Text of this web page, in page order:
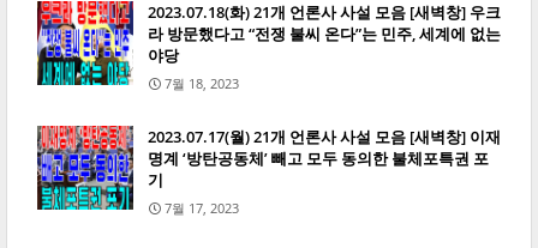
2023.07.18(화) 21개 언론사 사설 모음 [새벽창] 우크
라 방문했다고 “전쟁 불씨 온다”는 민주, 세계에 없는
야당
7월 18, 2023
2023.07.17(월) 21개 언론사 사설 모음 [새벽창] 이재
명계 ‘방탄공동체’ 빼고 모두 동의한 불체포특권 포
기
7월 17, 2023